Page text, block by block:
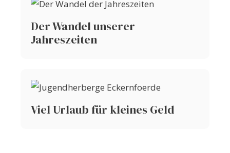
Der Wandel unserer
Jahreszeiten
Viel Urlaub für kleines Geld